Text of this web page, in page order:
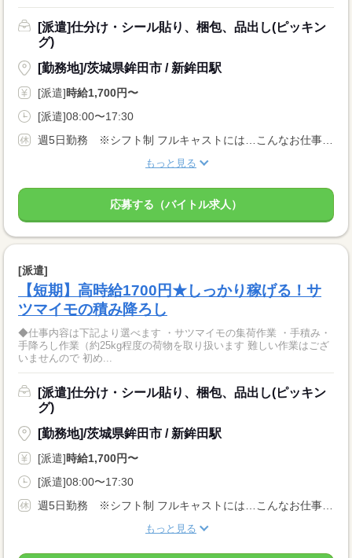
[派遣]仕分け・シール貼り、梱包、品出し(ピッキン
グ)
[勤務地]/茨城県鉾田市 / 新鉾田駅
[派遣]時給1,700円〜
[派遣]08:00〜17:30
週5日勤務 ※シフト制 フルキャストには…こんなお仕事も！ ↓ 午前のみ・午後のみも可能！ 早朝・夜勤のお仕事もあります！
もっと見る
応募する（バイトル求人）
[派遣]
【短期】高時給1700円★しっかり稼げる！サ
ツマイモの積み降ろし
◆仕事内容は下記より選べます ・サツマイモの集荷作業 ・手積み・
手降ろし作業（約25kg程度の荷物を取り扱います 難しい作業はござ
いませんので 初め...
[派遣]仕分け・シール貼り、梱包、品出し(ピッキン
グ)
[勤務地]/茨城県鉾田市 / 新鉾田駅
[派遣]時給1,700円〜
[派遣]08:00〜17:30
週5日勤務 ※シフト制 フルキャストには…こんなお仕事も！ ↓ 午前のみ・午後のみも可能！ 早朝・夜勤のお仕事もあります！
もっと見る